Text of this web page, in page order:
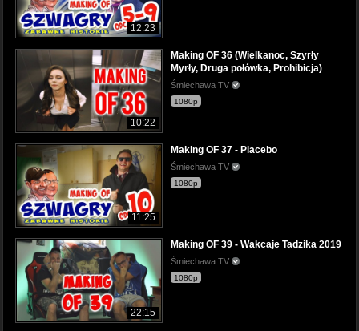
12:23
10:22
Making OF 36 (Wielkanoc, Szyrły
Myrły, Druga połówka, Prohibicja)
Śmiechawa TV
1080p
11:25
Making OF 37 - Placebo
Śmiechawa TV
1080p
22:15
Making OF 39 - Wakcaje Tadzika 2019
Śmiechawa TV
1080p